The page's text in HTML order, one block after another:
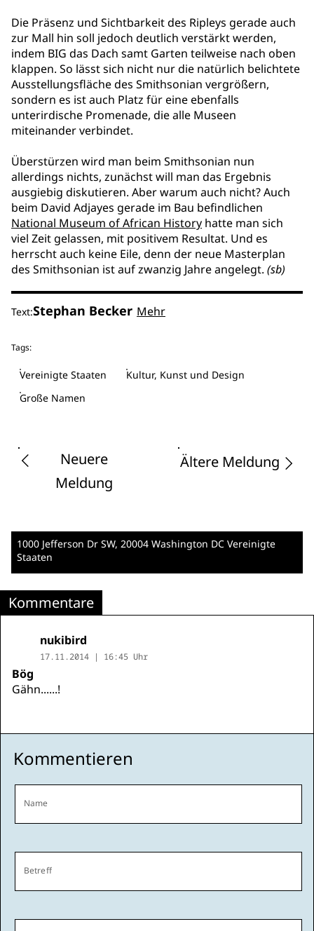
Die Präsenz und Sichtbarkeit des Ripleys gerade auch
zur Mall hin soll jedoch deutlich verstärkt werden,
indem BIG das Dach samt Garten teilweise nach oben
klappen. So lässt sich nicht nur die natürlich belichtete
Ausstellungsfläche des Smithsonian vergrößern,
sondern es ist auch Platz für eine ebenfalls
unterirdische Promenade, die alle Museen
miteinander verbindet.
Überstürzen wird man beim Smithsonian nun
allerdings nichts, zunächst will man das Ergebnis
ausgiebig diskutieren. Aber warum auch nicht? Auch
beim David Adjayes gerade im Bau befindlichen
National Museum of African History hatte man sich
viel Zeit gelassen, mit positivem Resultat. Und es
herrscht auch keine Eile, denn der neue Masterplan
des Smithsonian ist auf zwanzig Jahre angelegt. (sb)
Text:Stephan Becker Mehr
Tags:
Vereinigte Staaten
Kultur, Kunst und Design
Große Namen
Neuere
Meldung
Ältere Meldung
1000 Jefferson Dr SW, 20004 Washington DC Vereinigte
Staaten
Kommentare
nukibird
17.11.2014 | 16:45 Uhr
Bög
Gähn......!
Kommentieren
Name
Betreff